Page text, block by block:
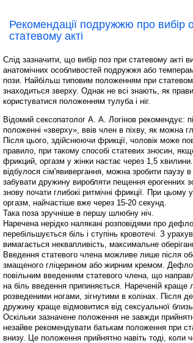
Рекомендації подружжю про вибір
статевому акті
Слід зазначити, що вибір поз при статевому акті
анатомічних особливостей подружжя або
пози. Найбільш типовим положенням при
знаходиться зверху. Однак не всі знають, як
користуватися положенням тулуба і ніг.
Відомий сексопатолог А. А. Логінов рекомендує:
положенні «зверху», ввів член в піхву, як можна
Після цього, здійснюючи фрикції, чоловік може
правило, при такому способі статевих зносин,
фрикций, оргазм у жінки настає через 1,5
відбулося сім'явивергання, можна зробити паузу
забувати дружину виробляти пещення ерогенних
знову почати глибокі ритмічні фрикції. При цьому
оргазм, найчастіше вже через 15-20 секунд.
Така поза зручніше в першу шлюбну ніч.
Наречена нерідко налякані розповідями про
перебільшується біль і ступінь кровотечі. З
вимагається неквапливість, максимальне
Введення статевого члена можливе лише після
змащеного гліцерином або жирним кремом.
повільним введенням статевого члена, що
на біль введення припиняється. Нареченій краще
розведеними ногами, зігнутими в колінах. Після
дружину краще відмовитися від сексуальної
Оскільки зазначене положення не завжди
незайве рекомендувати батькам положення при
внизу. Це положення прийнятно навіть тоді, коли